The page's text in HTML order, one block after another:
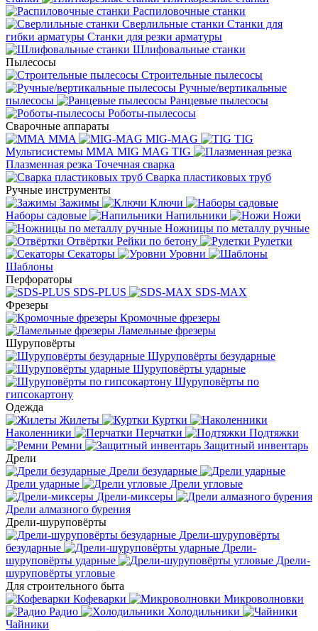
Распиловочные станки
Сверлильные станки Станки для
гибки арматуры Станки для резки арматуры
Шлифовальные станки
Пылесосы
Строительные пылесосы
Ручные/вертикальные
пылесосы
Ранцевые пылесосы
Роботы-пылесосы
Сварочные аппараты
MMA
MIG-MAG
TIG
Мультисистемы ММА MIG MAG TIG
Плазменная резка Точечная сварка
Cварка пластиковых труб
Ручные инструменты
Зажимы
Ключи
Наборы садовые
Напильники
Ножи
Ножницы по металлу ручные
Отвёртки Рейки по бетону
Рулетки
Секаторы
Уровни
Шаблоны
Перфораторы
SDS-PLUS
SDS-MAX
Фрезеры
Кромочные фрезеры
Ламельные фрезеры
Шуруповёрты
Шуруповёрты безударные
Шуруповёрты ударные
Шуруповёрты по
гипсокартону
Одежда
Жилеты
Куртки
Наколенники
Перчатки
Подтяжки
Ремни
Защитный инвентарь
Дрели
Дрели безударные
Дрели ударные
Дрели угловые
Дрели-миксеры
Дрели алмазного бурения
Дрели-шуруповёрты
Дрели-шуруповёрты
безударные
Дрели-
шуруповёрты ударные
Дрели-
шуруповёрты угловые
Для строительного быта
Кофеварки
Микроволновки
Радио
Холодильники
Чайники